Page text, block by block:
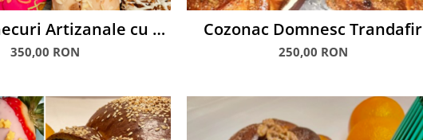
Artizanale cu 5
fire flori
350,00 RON
Cozonac Domnesc Trandafir
250,00 RON